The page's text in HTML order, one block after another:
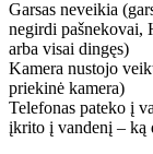
Garsas neveikia
negirdi pašnekovai,
arba visai dingęs)
Kamera nustojo
priekinė kamera)
Telefonas pateko į
įkrito į vandenį – ką